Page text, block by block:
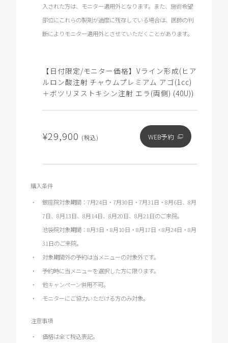
入された方は、モニター適用外となります。また、施術希望
部位にこれらの製剤が過度に残存している場合は、医師の判
断によりモニター適用外とさせていただくことがあります。
【日付限定/モニター価格】Vライン形成(ヒア
ルロン酸注射 チャウムプレミアム アゴ(1cc)
＋ボツリヌストキシン注射 エラ(両側) (40U))
¥29,900 (税込) WEB予約
購入条件
銀座院対象期間：7月24日・7月30日・7月31日・8月6日、8月
7日、8月13日、8月14日、8月20日、8月21日のご来院。
池袋院対象期間：8月3日・8月10日・8月17日・8月24日・8月
31日のご来院。
対象期間外の予約は当メニューの対象外です。
予約時に当メニューを選択した方に限ります。
他キャンペーン併用不可。
モニターにご協力いただける方のみ対象。
注意事項
価格は全て税込表記。